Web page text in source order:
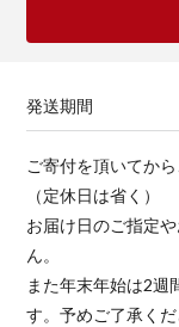
発送期間
ご寄付を頂いてか
（定休日は省く）
お届け日のご指定
ん。
また年末年始は2週
す。予めご了承くだ